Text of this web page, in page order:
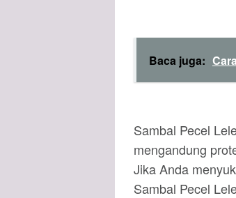
Baca juga:
Sambal Pecel
mengandung
Jika Anda
Sambal Pecel